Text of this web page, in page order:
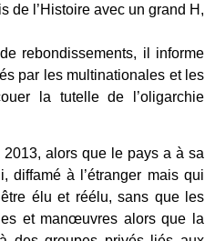
de l’Histoire avec un grand H,
rebondissements, il informe
par les multinationales et les
la tutelle de l’oligarchie
alors que le pays a à sa
diffamé à l’étranger mais qui
élu et réélu, sans que les
et manœuvres alors que la